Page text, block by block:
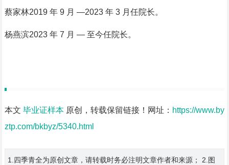
蔡家林2019 年 9 月 —2023 年 3 月任院长。
杨燕滨2023 年 7 月 — 至今任院长。
本文 毕业证样本原创，转载保留链接！网址： https://www.by
ztp.com/bkbyz/5340.html
1.四季青全为原创文章，请转载时务必注明文章作者和来源； 2.图